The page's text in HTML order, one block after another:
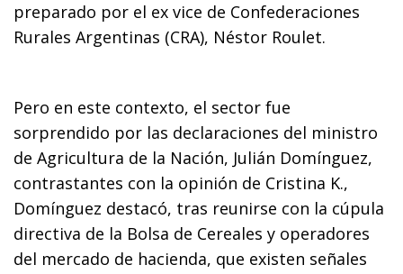
preparado por el ex vice de Confederaciones
Rurales Argentinas (CRA), Néstor Roulet.
Pero en este contexto, el sector fue
sorprendido por las declaraciones del ministro
de Agricultura de la Nación, Julián Domínguez,
contrastantes con la opinión de Cristina K.,
Domínguez destacó, tras reunirse con la cúpula
directiva de la Bolsa de Cereales y operadores
del mercado de hacienda, que existen señales